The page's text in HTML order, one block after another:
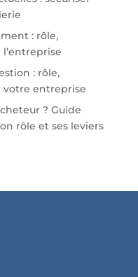
: rôle,
: rôle,
votre entreprise
? Guide
rôle et ses leviers